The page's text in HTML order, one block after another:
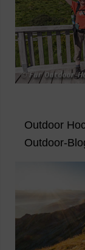
Outdoor
Outdoor-